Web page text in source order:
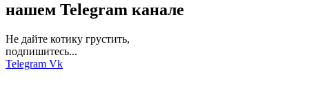
нашем Telegram канале
Не дайте котику грустить,
подпишитесь...
Telegram Vk